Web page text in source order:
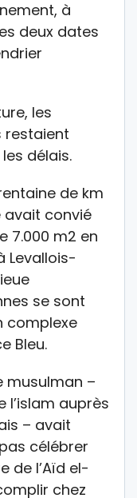
à
deux dates
les
restaient
délais.
de km
avait convié
7.000 m2 en
Levallois-
se sont
complexe
Bleu.
musulman –
l’islam auprès
– avait
célébrer
de l’Aïd el-
chez